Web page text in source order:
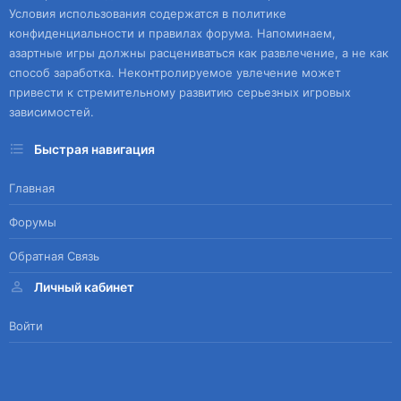
Условия использования содержатся в политике
конфиденциальности и правилах форума. Напоминаем,
азартные игры должны расцениваться как развлечение, а не как
способ заработка. Неконтролируемое увлечение может
привести к стремительному развитию серьезных игровых
зависимостей.
Быстрая навигация
Главная
Форумы
Обратная Связь
Личный кабинет
Войти